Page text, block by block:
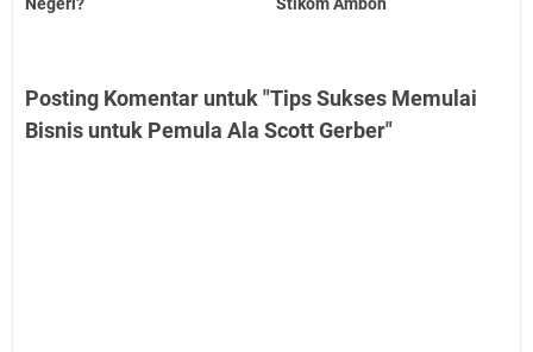
Negeri?
Stikom Ambon
Posting Komentar untuk "Tips Sukses Memulai
Bisnis untuk Pemula Ala Scott Gerber"